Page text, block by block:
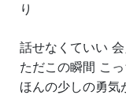
り
話せなくていい
ただこの瞬間 こ
ほんの少しの勇気